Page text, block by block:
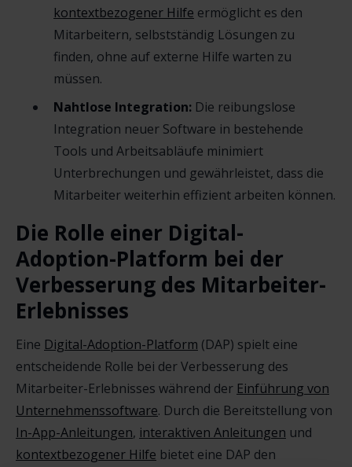
kontextbezogener Hilfe ermöglicht es den
Mitarbeitern, selbstständig Lösungen zu
finden, ohne auf externe Hilfe warten zu
müssen.
Nahtlose Integration: Die reibungslose
Integration neuer Software in bestehende
Tools und Arbeitsabläufe minimiert
Unterbrechungen und gewährleistet, dass die
Mitarbeiter weiterhin effizient arbeiten können.
Die Rolle einer Digital-
Adoption-Platform bei der
Verbesserung des Mitarbeiter-
Erlebnisses
Eine Digital-Adoption-Platform (DAP) spielt eine
entscheidende Rolle bei der Verbesserung des
Mitarbeiter-Erlebnisses während der Einführung von
Unternehmenssoftware. Durch die Bereitstellung von
In-App-Anleitungen, interaktiven Anleitungen und
kontextbezogener Hilfe bietet eine DAP den